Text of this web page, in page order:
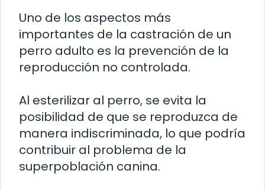
Uno de los aspectos más
importantes de la castración de un
perro adulto es la prevención de la
reproducción no controlada.
Al esterilizar al perro, se evita la
posibilidad de que se reproduzca de
manera indiscriminada, lo que podría
contribuir al problema de la
superpoblación canina.